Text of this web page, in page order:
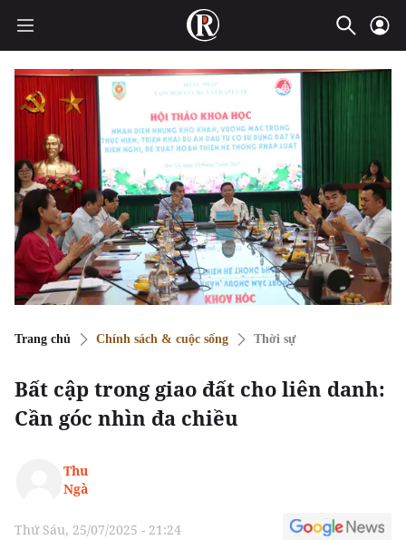
Trang chủ Chính sách & cuộc sống Thời sự
Bất cập trong giao đất cho liên danh:
Cần góc nhìn đa chiều
Thu
Ngà
Thứ Sáu, 25/07/2025 - 21:24